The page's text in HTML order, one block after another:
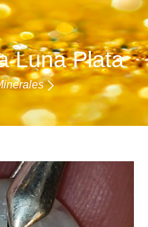
Luna Plata